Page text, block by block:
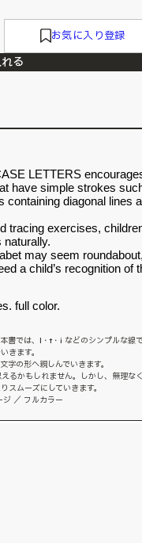
お気に入り登録
る
LETTERS
have simple strokes
containing diagonal lines
tracing exercises,
naturally.
may seem
a child’s recognition of
full color.
書では、l・t・i などのシンプルな線
きます。
字の形へ親しんでいきます。
るかもしれません。しかし、無理な
スムーズにしていきます。
／ フルカラー